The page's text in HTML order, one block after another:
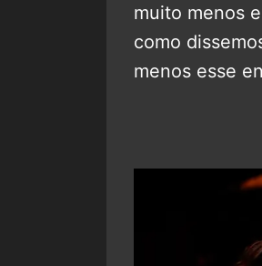
muito menos
como
menos esse